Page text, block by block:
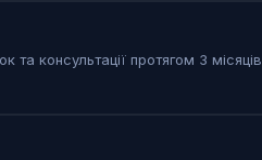
та консультації протягом 3 місяців